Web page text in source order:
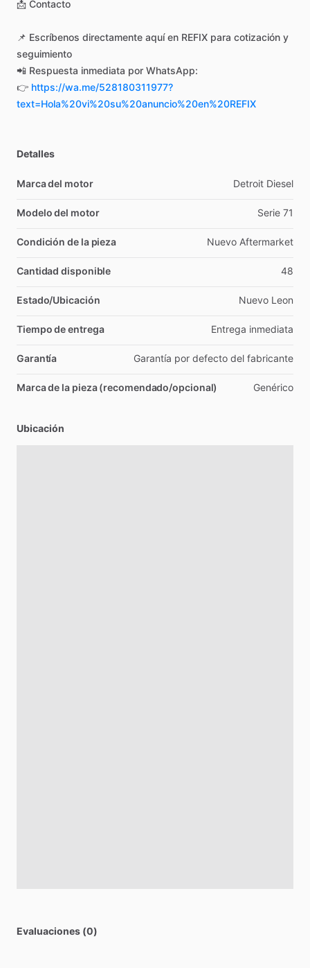
📩 Contacto
📌 Escríbenos directamente aquí en REFIX para cotización y
seguimiento
📲 Respuesta inmediata por WhatsApp:
👉 https://wa.me/528180311977?
text=Hola%20vi%20su%20anuncio%20en%20REFIX
Detalles
Marca del motor Detroit Diesel
Modelo del motor Serie 71
Condición de la pieza Nuevo Aftermarket
Cantidad disponible 48
Estado/Ubicación Nuevo Leon
Tiempo de entrega Entrega inmediata
Garantía Garantía por defecto del fabricante
Marca de la pieza (recomendado/opcional) Genérico
Ubicación
Evaluaciones (0)